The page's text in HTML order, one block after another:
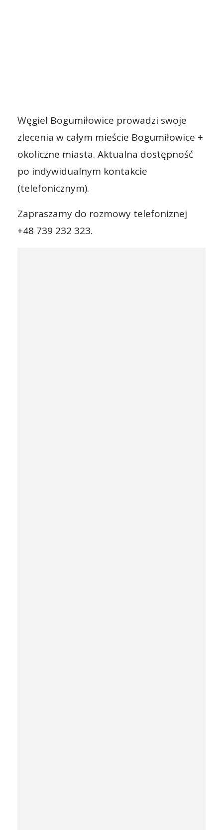
Węgiel Bogumiłowice prowadzi swoje
zlecenia w całym mieście Bogumiłowice +
okoliczne miasta. Aktualna dostępność
po indywidualnym kontakcie
(telefonicznym).
Zapraszamy do rozmowy telefoniznej
+48 739 232 323.